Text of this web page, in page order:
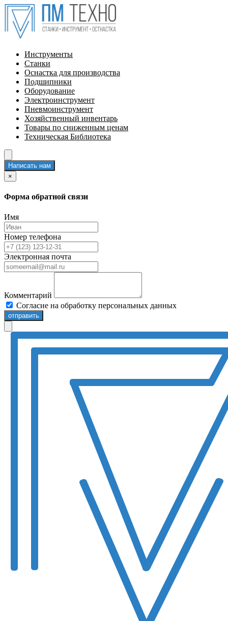
Инструменты
Станки
Оснастка для производства
Подшипники
Оборудование
Электроинструмент
Пневмоинструмент
Хозяйственный инвентарь
Товары по сниженным ценам
Техническая Библиотека
Написать нам
×
Форма обратной связи
Имя
Номер телефона
Электронная почта
Комментарий
Согласие на обработку персональных данных
отправить